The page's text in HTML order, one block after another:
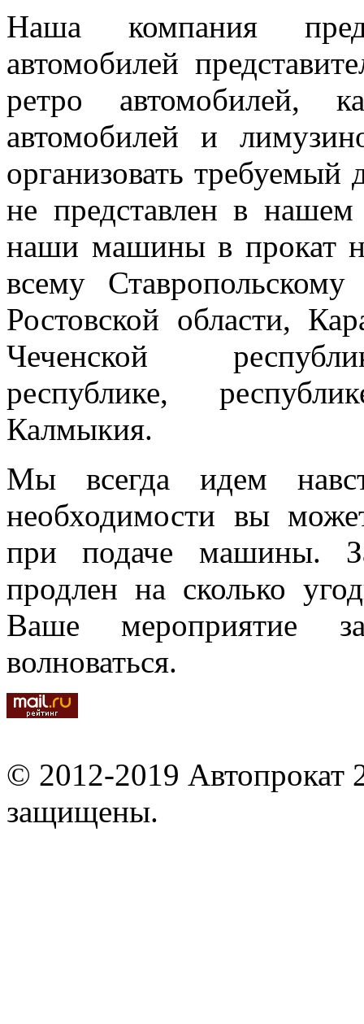
Наша компания
автомобилей
ретро автомобилей,
автомобилей и
организовать требуемый
не представлен в
наши машины в прокат
всему
Ростовской области,
Чеченской
республике,
Калмыкия.
Мы всегда идем
необходимости вы
при подаче машины.
продлен на сколько
Ваше мероприятие
волноваться.
© 2012-2019 Автопрокат
защищены.